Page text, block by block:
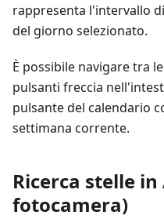
rappresenta l'intervallo
del giorno selezionato.
È possibile navigare tra
pulsanti freccia
pulsante del calendario
settimana corrente.
Ricerca stelle
fotocamera)